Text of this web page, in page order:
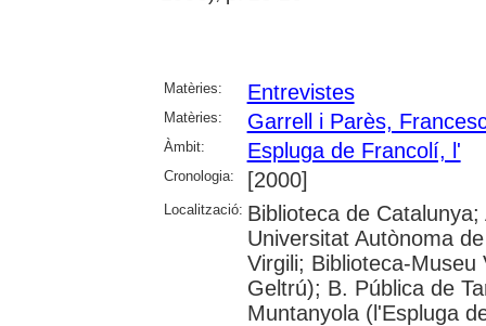
Matèries: Entrevistes
Matèries: Garrell i Parès,
Àmbit: Espluga de Francolí, l'
Cronologia: [2000]
Localització: Biblioteca de
Universitat Autònoma
Virgili; Biblioteca-
Geltrú); B. Pública de
Muntanyola (l'Espluga